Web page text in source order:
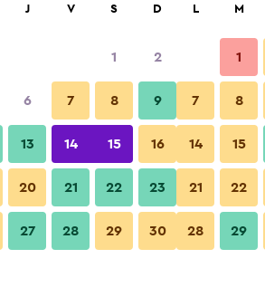
Ver precios
Ver precios
J V S D
1 2
6 7 8 9
13 14 15 16
20 21 22 23
27 28 29 30
L M
1
7 8
14 15
21 22
28 29